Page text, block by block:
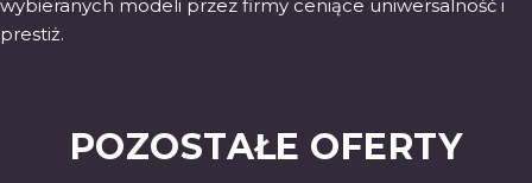
wybieranych modeli przez firmy ceniące uniwersalność i
prestiż.
POZOSTAŁE OFERTY